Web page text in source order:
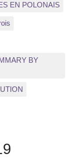
EN POLONAIS
BY